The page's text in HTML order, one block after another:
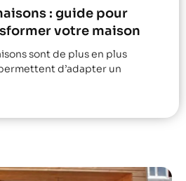
: guide pour
votre maison
sont de plus en plus
d’adapter un